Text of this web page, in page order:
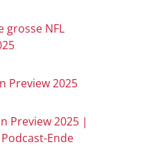
grosse NFL
Preview 2025
Preview 2025 |
Ende